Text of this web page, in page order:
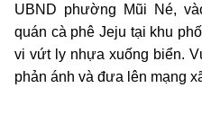
UBND phường Mũi Né,
quán cà phê Jeju tại khu
vi vứt ly nhựa xuống biển.
phản ánh và đưa lên mạng